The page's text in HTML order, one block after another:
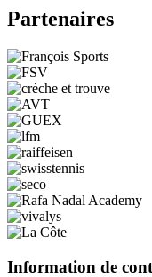
Partenaires
Information de